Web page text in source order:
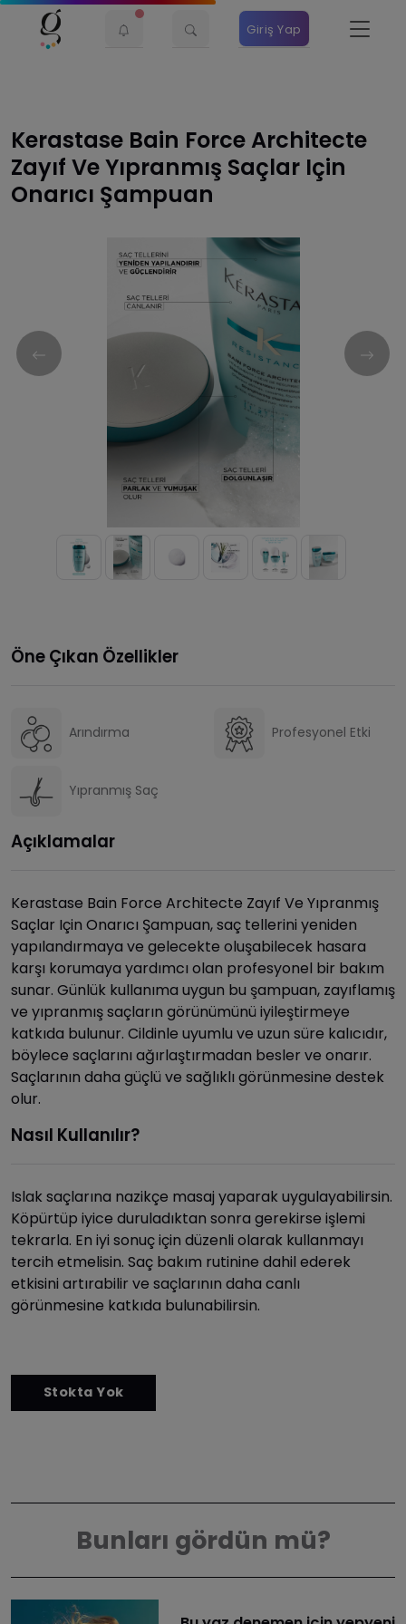
Giriş Yap
Kerastase Bain Force Architecte
Zayıf Ve Yıpranmış Saçlar Için
Onarıcı Şampuan
Öne Çıkan Özellikler
Arındırma Profesyonel Etki
Yıpranmış Saç
Açıklamalar
Kerastase Bain Force Architecte Zayıf Ve Yıpranmış
Saçlar Için Onarıcı Şampuan, saç tellerini yeniden
yapılandırmaya ve gelecekte oluşabilecek hasara
karşı korumaya yardımcı olan profesyonel bir bakım
sunar. Günlük kullanıma uygun bu şampuan, zayıflamış
ve yıpranmış saçların görünümünü iyileştirmeye
katkıda bulunur. Cildinle uyumlu ve uzun süre kalıcıdır,
böylece saçlarını ağırlaştırmadan besler ve onarır.
Saçlarının daha güçlü ve sağlıklı görünmesine destek
olur.
Nasıl Kullanılır?
Islak saçlarına nazikçe masaj yaparak uygulayabilirsin.
Köpürtüp iyice duruladıktan sonra gerekirse işlemi
tekrarla. En iyi sonuç için düzenli olarak kullanmayı
tercih etmelisin. Saç bakım rutinine dahil ederek
etkisini artırabilir ve saçlarının daha canlı
görünmesine katkıda bulunabilirsin.
Bunları gördün mü?